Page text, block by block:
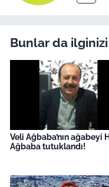
Bunlar da
Veli Ağbaba’nın ağabeyi
Ağbaba tutuklandı!